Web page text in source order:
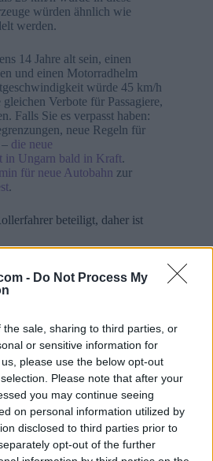
- Do Not Process My
sale, sharing to third parties, or
or sensitive information for
please use the below opt-out
Please note that after your
you may continue seeing
on personal information utilized by
disclosed to third parties prior to
opt-out of the further
würden ähnlich wie
werden.
14 Jahre alt sein, einen
und einen Motorradhelm
würde 45 km/h
Verbote für Passagiere,
Falls Sie es verpasst haben:
neue Regeln für
die neue
in Ungarn bald in Kraft.
für neue Autobahn zur
.
beteiligt, daher ist
für Verkehrswissenschaften,
auch die
auf sie ausgedehnt, wie
zum
Änderungen wird
unterstrichen. Daten, die
Komitee für
Veranstaltung vorgestellt
inzwischen in etwa fünf